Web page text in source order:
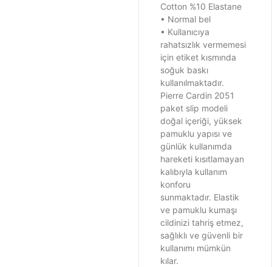
Cotton %10 Elastane
• Normal bel
• Kullanıcıya
rahatsızlık vermemesi
için etiket kısmında
soğuk baskı
kullanılmaktadır.
Pierre Cardin 2051
paket slip modeli
doğal içeriği, yüksek
pamuklu yapısı ve
günlük kullanımda
hareketi kısıtlamayan
kalıbıyla kullanım
konforu
sunmaktadır. Elastik
ve pamuklu kumaşı
cildinizi tahriş etmez,
sağlıklı ve güvenli bir
kullanımı mümkün
kılar.